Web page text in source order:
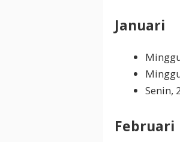
Januari
Senin,
Februari